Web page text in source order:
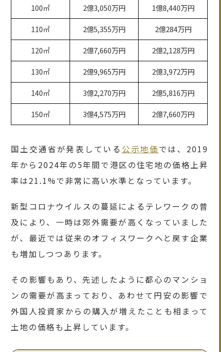
100㎡ 2億3,050万円 1億8,440万円
110㎡ 2億5,355万円 2億284万円
120㎡ 2億7,660万円 2億2,128万円
130㎡ 2億9,965万円 2億3,972万円
140㎡ 3億2,270万円 2億5,816万円
150㎡ 3億4,575万円 2億7,660万円
国土交通省が発表している 公示地価では、2019
年から2024年の5年間で港区の住宅地の価格上昇
率は21.1%で非常に高い水準となっています。
新型コロナウイルスの蔓延によるテレワークの普
及により、一時は郊外需要が高くなっていました
が、最近では従来のオフィスワークへと戻す企業
も増加しつつあります。
その影響もあり、先述したように都心のマンショ
ンの需要が高まっており、あわせて円安の影響で
外国人投資家からの購入が増えたことも相まって
土地の価格も上昇しています。